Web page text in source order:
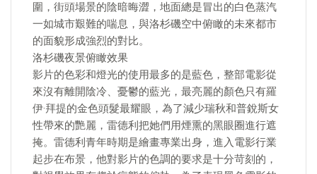
圍，街頭場景的陰暗晦澀，地面總是冒出的白色蒸汽
一如城市艱難的喘息，與洛杉磯空中俯瞰的未來都市
的面貌形成強烈的對比。
洛杉磯夜景俯瞰效果
影片的色彩和燈光的使用最多的是藍色，整部電影從
來沒有離開陰冷、憂鬱的藍光，最亮麗的顏色只有羅
伊·拜提的金色頭髮最耀眼，為了減少瑞秋和普銳斯女
性帶來的艷麗，雷德利把她們用煙熏的黑眼圈進行遮
掩。雷德利青年時期是繪畫專業出身，進入電影行業
起步在布景，他對影片的色調的要求是十分苛刻的，